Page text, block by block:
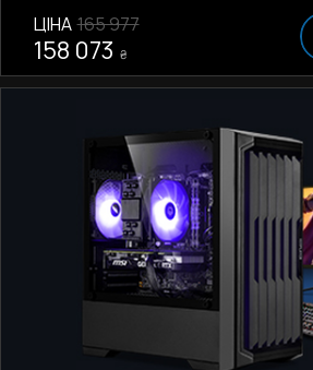
ЦІНА 165 977
158 073 ₴